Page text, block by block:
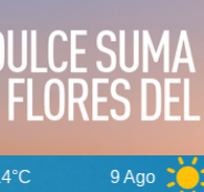
9 Ago +15°C